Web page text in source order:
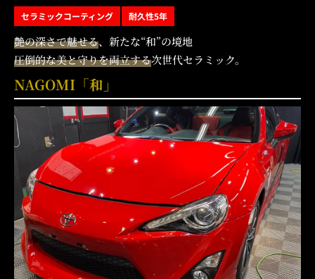
セラミックコーティング 耐久性5年
艶の深さで魅せる、新たな“和”の境地
圧倒的な美と守りを両立する次世代セラミック。
NAGOMI「和」